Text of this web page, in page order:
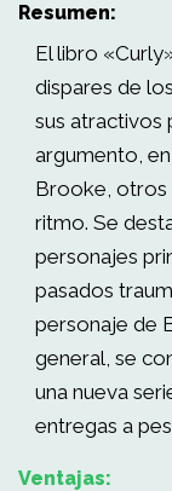
Resumen:
El libro
dispares de
sus atractivos
argumento,
Brooke, otros
ritmo. Se
personajes
pasados
personaje de
general, se
una nueva
entregas a
Ventajas: